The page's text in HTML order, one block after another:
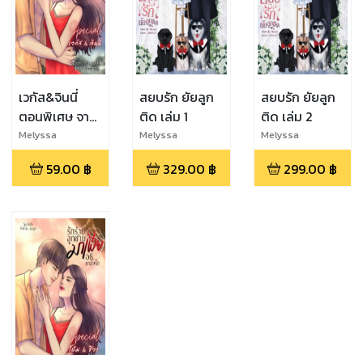
เวกัส&จินนี่
ตอนพิเศษ จาก
เรื่อง รักร้าย
ลูกชาย
มาเฟีย《อธิ...แกล้ง
Melyssa
59.00 ฿
สยบรัก ยัยลูก
ติด เล่ม 1
Melyssa
329.00 ฿
สยบรัก ยัยลูก
ติด เล่ม 2
Melyssa
299.00 ฿